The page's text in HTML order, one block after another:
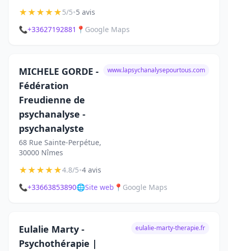
★★★★★5/5•5 avis
📞+33627192881 📍 Google Maps
MICHELE GORDE -
Fédération
Freudienne de
psychanalyse -
psychanalyste
68 Rue Sainte-Perpétue,
30000 Nîmes
www.lapsychanalysepourtous.com
★★★★★4.8/5•4 avis
📞+33663853890🌐Site web 📍 Google Maps
Eulalie Marty -
Psychothérapie |
eulalie-marty-therapie.fr